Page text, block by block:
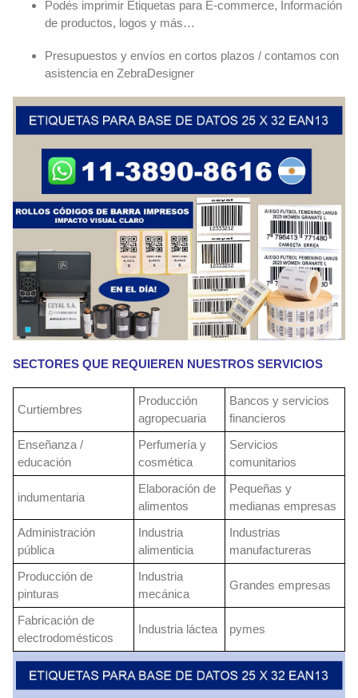
Podés imprimir Etiquetas para E-commerce, Información
de productos, logos y más…
Presupuestos y envíos en cortos plazos / contamos con
asistencia en ZebraDesigner
SECTORES QUE REQUIEREN NUESTROS SERVICIOS
Curtiembres
Producción
agropecuaria
Bancos y servicios
financieros
Enseñanza /
educación
Perfumería y
cosmética
Servicios
comunitarios
indumentaria
Elaboración de
alimentos
Pequeñas y
medianas empresas
Administración
pública
Industria
alimenticia
Industrias
manufactureras
Producción de
pinturas
Industria
mecánica
Grandes empresas
Fabricación de
electrodomésticos
Industria láctea pymes